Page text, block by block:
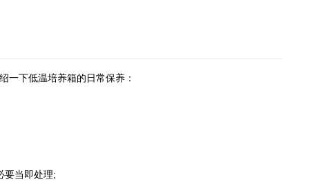
一下低温培养箱的日常保养：
要当即处理;